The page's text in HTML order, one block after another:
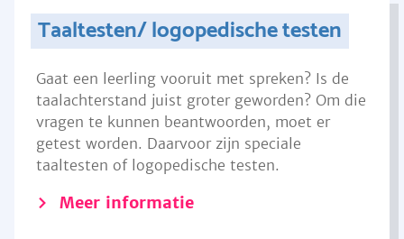
Taaltesten/ logopedische testen
Gaat een leerling vooruit met spreken? Is de
taalachterstand juist groter geworden? Om die
vragen te kunnen beantwoorden, moet er
getest worden. Daarvoor zijn speciale
taaltesten of logopedische testen.
Meer informatie